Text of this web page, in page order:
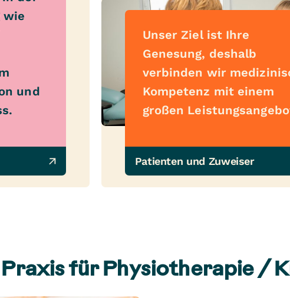
wie
und
Unser Ziel ist Ihre
Genesung, deshalb
verbinden wir
Kompetenz mit einem
großen
Patienten und Zuweiser
Praxis für Physiotherapie /